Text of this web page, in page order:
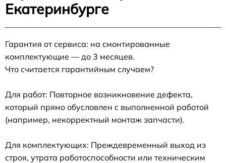
Екатеринбурге
Гарантия от сервиса: на смонтированные
комплектующие — до 3 месяцев.
Что считается гарантийным случаем?
Для работ: Повторное возникновение дефекта,
который прямо обусловлен с выполненной работой
(например, некорректный монтаж запчасти).
Для комплектующих: Преждевременный выход из
строя, утрата работоспособности или техническим